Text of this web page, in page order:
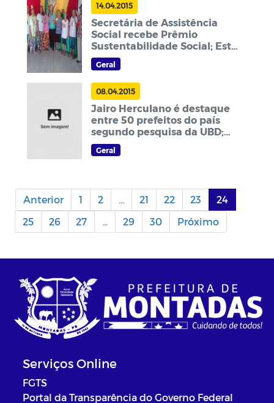
14.04.2015
Secretária de Assistência
Social recebe Prêmio
Sustentabilidade Social; Este
é o segundo em três anos de
gestão
Geral
08.04.2015
Jairo Herculano é destaque
entre 50 prefeitos do país
segundo pesquisa da UBD;
Ele receberá Troféu Gestor
Nota 10
Geral
Anterior 1 2 ... 21 22 23
24
25
26 27 ... 29 30 Próximo
Serviços Online
FGTS
Portal da Transparência do Governo Federal